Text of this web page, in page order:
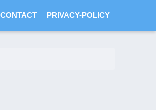
CONTACT PRIVACY-POLICY